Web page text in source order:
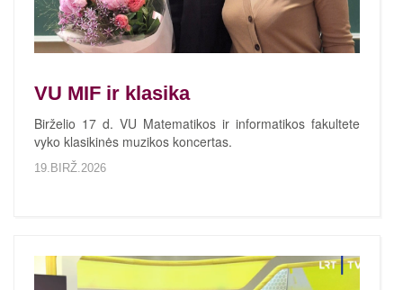
VU MIF ir klasika
Birželio 17 d. VU Matematikos ir informatikos fakultete
vyko klasikinės muzikos koncertas.
19.BIRŽ.2026